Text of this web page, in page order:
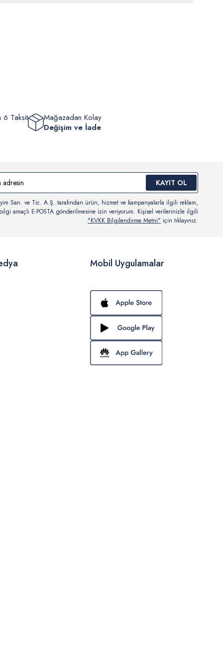
6 Taksit
Mağazadan Kolay
Değişim ve İade
KAYIT OL
San. ve Tic. A.Ş. tarafından ürün, hizmet ve kampanyalarla ilgili reklam,
amaçlı E-POSTA gönderilmesine izin veriyorum. Kişisel verilerinizle ilgili
"KVKK Bilgilendirme Metni" için tıklayınız.
Mobil Uygulamalar